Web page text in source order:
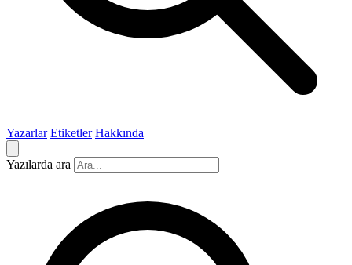
Yazarlar Etiketler Hakkında
Yazılarda ara